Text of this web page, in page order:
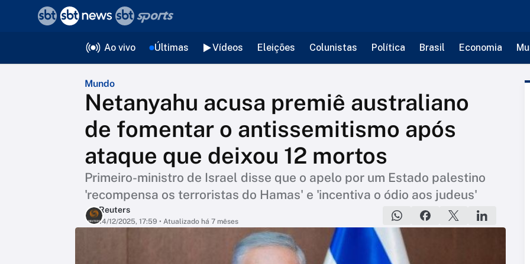
Ao vivo Últimas Vídeos Eleições Colunistas Política Brasil Economia
Mundo
Netanyahu acusa premiê australiano
de fomentar o antissemitismo após
ataque que deixou 12 mortos
Primeiro-ministro de Israel disse que o apelo por um Estado palestino
'recompensa os terroristas do Hamas' e 'incentiva o ódio aos judeus'
Reuters
14/12/2025, 17:59 • Atualizado há 7 mêses
voltar
Editorias